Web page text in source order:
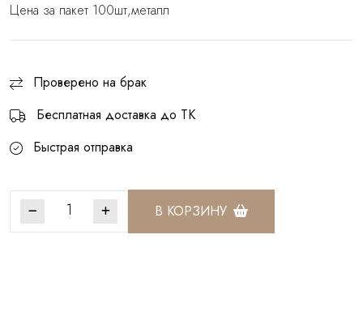
Цена за пакет 100шт,металл
Проверено на брак
Бесплатная доставка до ТК
Быстрая отправка
В КОРЗИНУ